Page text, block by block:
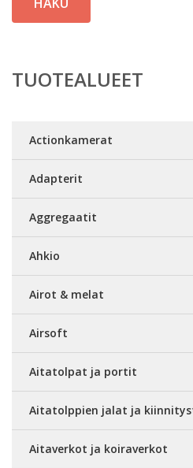
TUOTEALUEET
Actionkamerat
Adapterit
Aggregaatit
Ahkio
Airot & melat
Airsoft
Aitatolpat ja portit
Aitatolppien jalat ja
Aitaverkot ja koiraverkot